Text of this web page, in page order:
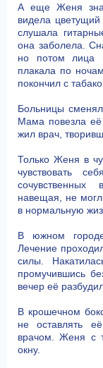
А еще Женя
видела
слушала
она заболела.
но потом лица
плакала по
покончил с
Больницы
Мама повезла её
жил врач,
Только Женя в
чувствовать
сочувственных
навещая, не
в нормальную
В южном
Лечение
силы.
промучившись
вечер её
В крошечном
не оставлять
врачом. Женя с
окну.